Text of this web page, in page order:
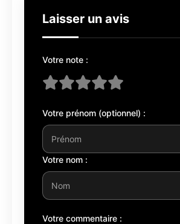
Laisser un avis
Votre note :
Votre prénom (optionnel) :
Votre nom :
Votre commentaire :